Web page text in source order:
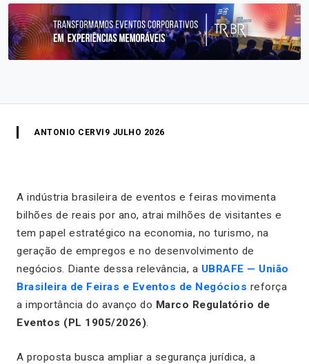
ANTONIO CERVI 9 JULHO 2026
A indústria brasileira de eventos e feiras movimenta
bilhões de reais por ano, atrai milhões de visitantes e
tem papel estratégico na economia, no turismo, na
geração de empregos e no desenvolvimento de
negócios. Diante dessa relevância, a UBRAFE — União
Brasileira de Feiras e Eventos de Negócios reforça
a importância do avanço do Marco Regulatório de
Eventos (PL 1905/2026).
A proposta busca ampliar a segurança jurídica, a